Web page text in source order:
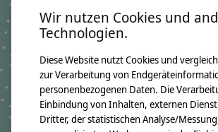
Schultüte aus Stoff,
Hellblau mit Luftballons
Schultüte
und
Wir nutzen Cookies und
Technologien.
Diese Website nutzt Cookies und
zur Verarbeitung von
personenbezogenen Daten. Die
Einbindung von Inhalten, externen
Dritter, der statistischen Analyse/